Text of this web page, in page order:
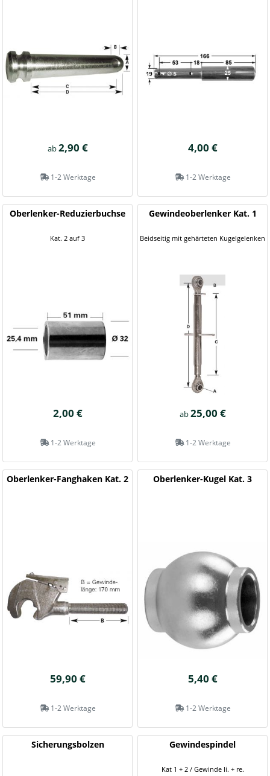
ab2,90 €
1-2 Werktage
4,00 €
1-2 Werktage
Oberlenker-Reduzierbuchse
Kat. 2 auf 3
2,00 €
1-2 Werktage
Gewindeoberlenker Kat. 1
Beidseitig mit gehärteten Kugelgelenken
ab25,00 €
1-2 Werktage
Oberlenker-Fanghaken Kat. 2
59,90 €
1-2 Werktage
Oberlenker-Kugel Kat. 3
5,40 €
1-2 Werktage
Sicherungsbolzen Gewindespindel
Kat 1 + 2 / Gewinde li. + re.